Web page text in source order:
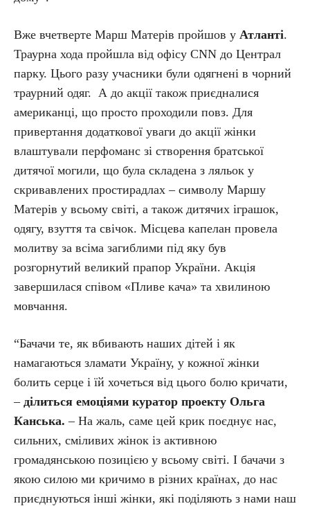
Вже вчетверте Марш Матерів пройшов у Атланті.
Траурна хода пройшла від офісу CNN до Централ
парку. Цього разу учасники були одягнені в чорний
траурний одяг. А до акції також приєдналися
американці, що просто проходили повз. Для
привертання додаткової уваги до акції жінки
влаштували перфоманс зі створення братської
дитячої могили, що була складена з ляльок у
скривавлених простирадлах – символу Маршу
Матерів у всьому світі, а також дитячих іграшок,
одягу, взуття та свічок. Місцева капелан провела
молитву за всіма загиблими під яку був
розгорнутий великий прапор України. Акція
завершилася співом «Пливе кача» та хвилиною
мовчання.
“Бачачи те, як вбивають наших дітей і як
намагаються зламати Україну, у кожної жінки
болить серце і їй хочеться від цього болю кричати,
– ділиться емоціями куратор проекту Ольга
Канська. – На жаль, саме цей крик поєднує нас,
сильних, сміливих жінок із активною
громадянською позицією у всьому світі. І бачачи з
якою силою ми кричимо в різних країнах, до нас
приєднуються інші жінки, які поділяють з нами наш